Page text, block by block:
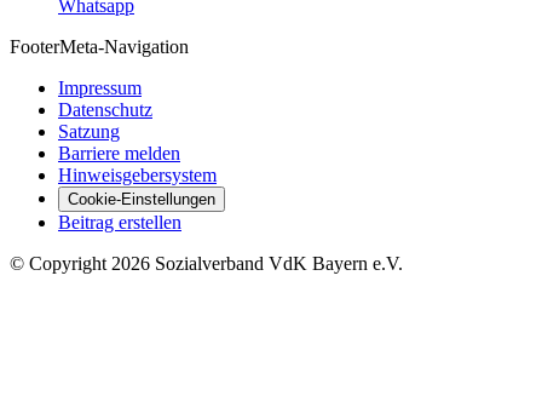
Whatsapp
FooterMeta-Navigation
Impressum
Datenschutz
Satzung
Barriere melden
Hinweisgebersystem
Cookie-Einstellungen
Beitrag erstellen
© Copyright 2026 Sozialverband VdK Bayern e.V.